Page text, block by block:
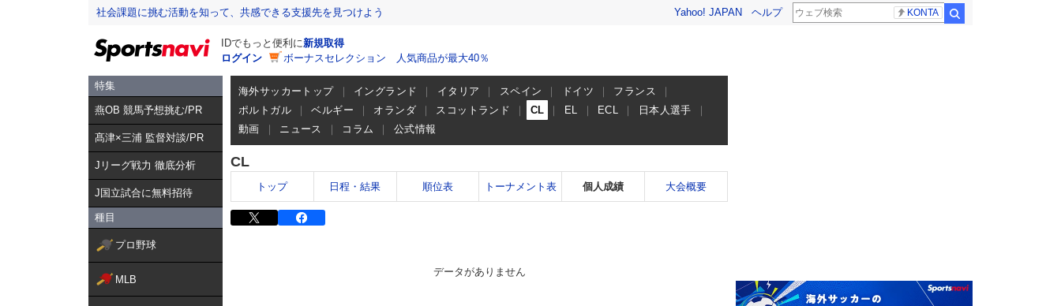
社会課題に挑む活動を知って、共感できる支援先を見つけよう Yahoo! JAPAN ヘルプ KONTA
IDでもっと便利に新規取得
ログイン
ボーナスセレクション 人気商品が最大40％
特集
燕OB 競馬予想挑む/PR
髙津×三浦 監督対談/PR
Jリーグ戦力 徹底分析
J国立試合に無料招待
種目
プロ野球
MLB
海外サッカートップ イングランド イタリア スペイン ドイツ
フランス
ポルトガル
ベルギー オランダ スコットランド CL EL ECL
日本人選手
動画
ニュース コラム 公式情報
CL
トップ 日程・結果 順位表 トーナメント表 個人成績 大会概要
データがありません